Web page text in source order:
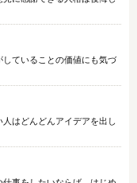
ていることの価値にも気づ
はどんどんアイデアを出し